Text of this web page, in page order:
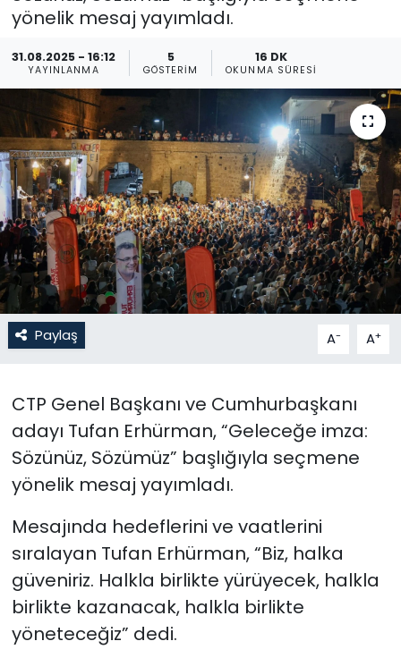
yönelik mesaj yayımladı.
31.08.2025 - 16:12
YAYINLANMA
5
GÖSTERIM
16 DK
OKUNMA SÜRESI
Paylaş A- A+
CTP Genel Başkanı ve Cumhurbaşkanı
adayı Tufan Erhürman, “Geleceğe imza:
Sözünüz, Sözümüz” başlığıyla seçmene
yönelik mesaj yayımladı.
Mesajında hedeflerini ve vaatlerini
sıralayan Tufan Erhürman, “Biz, halka
güveniriz. Halkla birlikte yürüyecek, halkla
birlikte kazanacak, halkla birlikte
yöneteceğiz” dedi.
Gündem
KKTC
KKTC YEREL SEÇİM 2018
Kültür Sanat
Magazin
Moda
Nöbetçi Eczaneler
Politika
SAĞLIK
Teknoloji
TÜRKiYE
Video Galeri